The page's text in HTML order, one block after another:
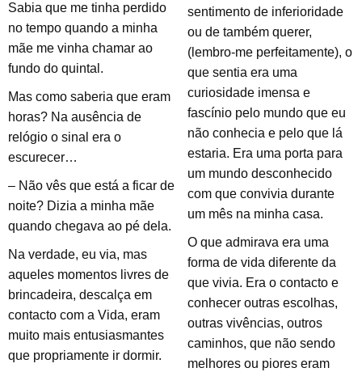
Sabia que me tinha perdido
no tempo quando a minha
mãe me vinha chamar ao
fundo do quintal.
Mas como saberia que eram
horas? Na ausência de
relógio o sinal era o
escurecer…
– Não vês que está a ficar de
noite? Dizia a minha mãe
quando chegava ao pé dela.
Na verdade, eu via, mas
aqueles momentos livres de
brincadeira, descalça em
contacto com a Vida, eram
muito mais entusiasmantes
que propriamente ir dormir.
sentimento de inferioridade
ou de também querer,
(lembro-me perfeitamente), o
que sentia era uma
curiosidade imensa e
fascínio pelo mundo que eu
não conhecia e pelo que lá
estaria. Era uma porta para
um mundo desconhecido
com que convivia durante
um mês na minha casa.
O que admirava era uma
forma de vida diferente da
que vivia. Era o contacto e
conhecer outras escolhas,
outras vivências, outros
caminhos, que não sendo
melhores ou piores eram